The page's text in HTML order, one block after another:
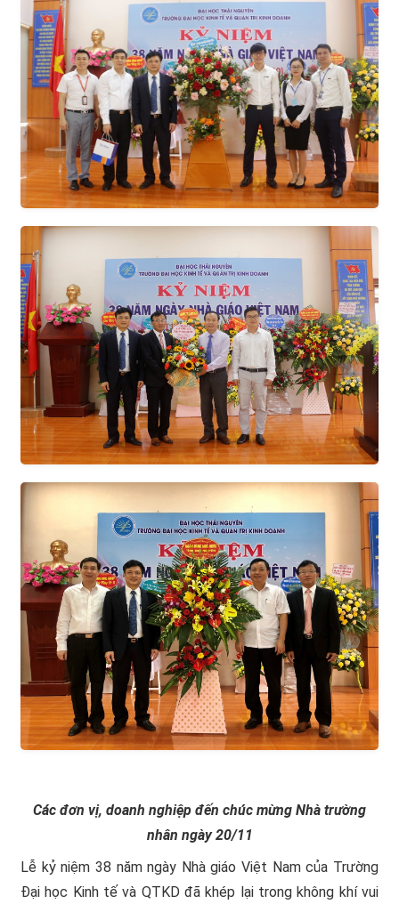
Các đơn vị, doanh nghiệp đến chúc mừng Nhà trường
nhân ngày 20/11
Lễ kỷ niệm 38 năm ngày Nhà giáo Việt Nam của Trường
Đại học Kinh tế và QTKD đã khép lại trong không khí vui